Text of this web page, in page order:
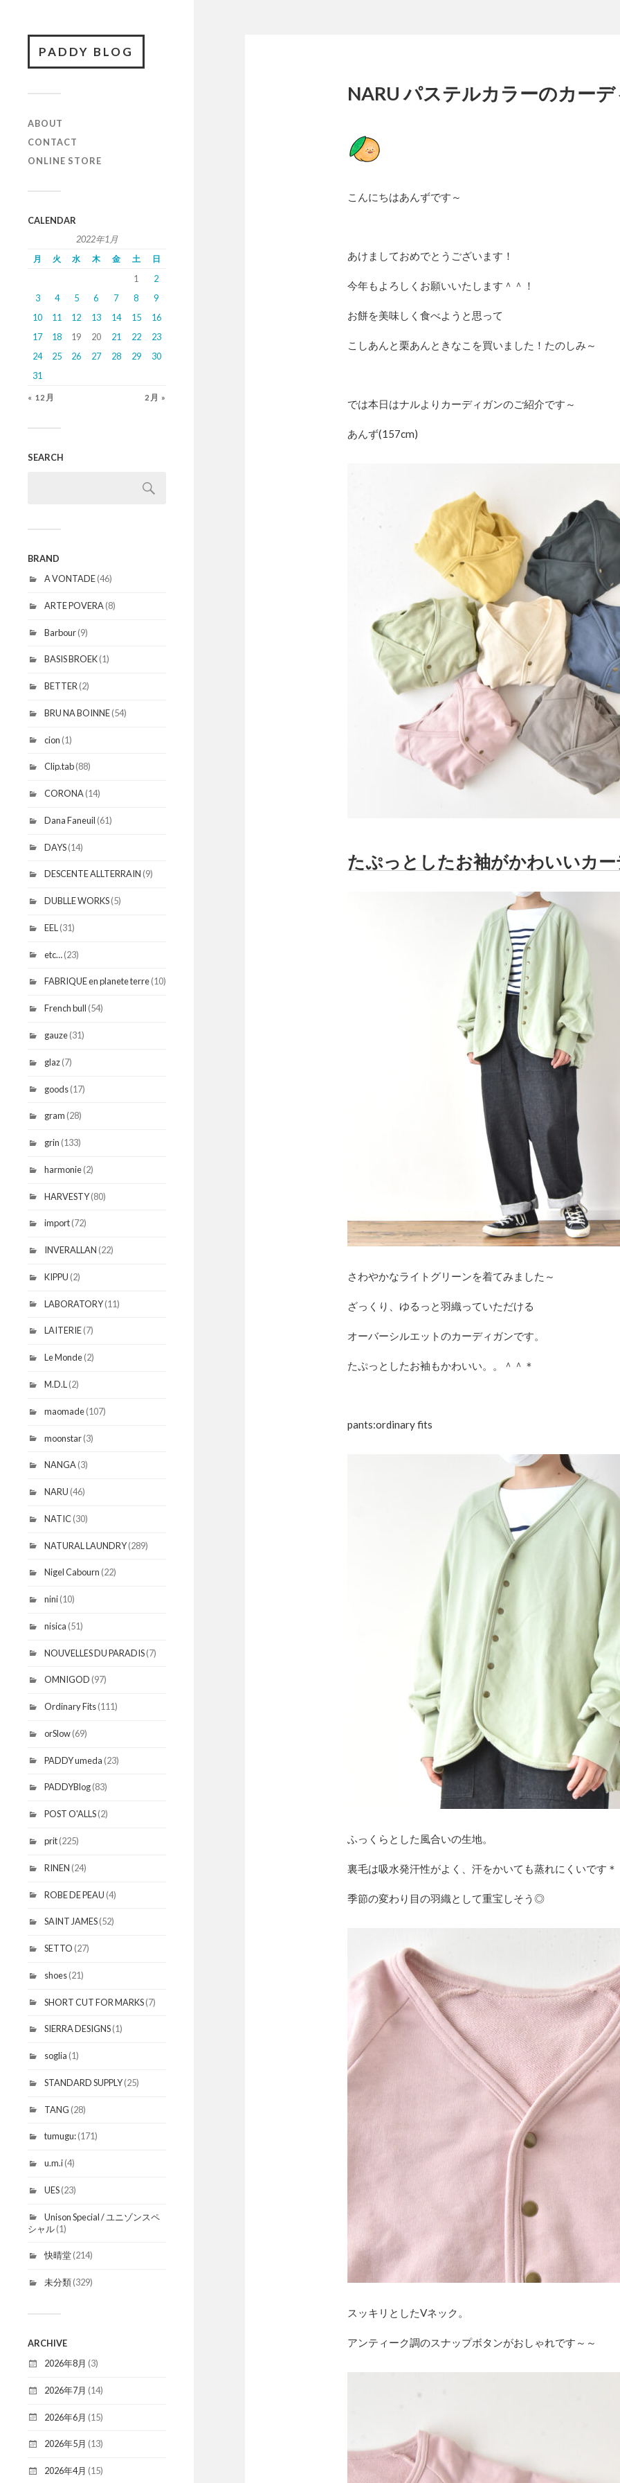
PADDY BLOG
ABOUT
CONTACT
ONLINE STORE
CALENDAR
2022年1月
月 火 水 木 金 土 日
1
2
3
4 5 6 7 8
9
10
11 12 13 14 15
16
17
18 19 20 21 22
23
24
25 26 27 28 29
30
31
« 12月 2月 »
SEARCH
BRAND
A VONTADE(46)
ARTE POVERA (8)
Barbour(9)
BASIS BROEK(1)
BETTER (2)
BRU NA BOINNE(54)
cion (1)
Clip.tab(88)
CORONA (14)
Dana Faneuil (61)
DAYS(14)
DESCENTE ALLTERRAIN (9)
DUBLLE WORKS(5)
EEL (31)
etc…(23)
FABRIQUE en planete terre(10)
French bull (54)
gauze(31)
glaz(7)
goods(17)
gram (28)
grin (133)
harmonie(2)
HARVESTY(80)
import(72)
INVERALLAN (22)
KIPPU (2)
LABORATORY(11)
LAITERIE(7)
Le Monde(2)
M.D.L (2)
maomade(107)
moonstar(3)
NANGA(3)
NARU (46)
NATIC(30)
NATURAL LAUNDRY(289)
Nigel Cabourn (22)
nini(10)
nisica (51)
NOUVELLES DU PARADIS(7)
OMNIGOD (97)
Ordinary Fits(111)
orSlow(69)
PADDY umeda (23)
PADDYBlog(83)
POST O'ALLS(2)
prit(225)
RINEN (24)
ROBE DE PEAU (4)
SAINT JAMES(52)
SETTO (27)
shoes(21)
SHORT CUT FOR MARKS(7)
SIERRA DESIGNS(1)
soglia (1)
STANDARD SUPPLY(25)
TANG (28)
tumugu:(171)
u.m.i(4)
UES(23)
Unison Special / ユニゾンスペ
シャル(1)
快晴堂(214)
未分類(329)
ARCHIVE
2026年8月 (3)
2026年7月 (14)
2026年6月 (15)
2026年5月 (13)
2026年4月 (15)
NARU パステルカラーのカー
こんにちはあんずです～
あけましておめでとうございます！
今年もよろしくお願いいたします＾＾！
お餅を美味しく食べようと思って
こしあんと栗あんときなこを買いました！たのしみ～
では本日はナルよりカーディガンのご紹介です～
あんず(157cm)
たぷっとしたお袖がかわいいカ
さわやかなライトグリーンを着てみました～
ざっくり、ゆるっと羽織っていただける
オーバーシルエットのカーディガンです。
たぷっとしたお袖もかわいい。。＾＾＊
pants:ordinary fits
ふっくらとした風合いの生地。
裏毛は吸水発汗性がよく、汗をかいても蒸れにくいです＊
季節の変わり目の羽織として重宝しそう◎
スッキリとしたVネック。
アンティーク調のスナップボタンがおしゃれです～～